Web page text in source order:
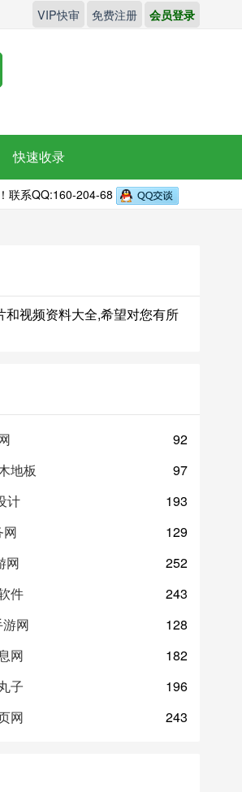
VIP快审 免费注册 会员登录
快速收录
联系QQ:160-204-68
视频资料大全,希望对您有所
92
地板
97
计
193
网
129
网
252
件
243
网
128
网
182
子
196
网 243